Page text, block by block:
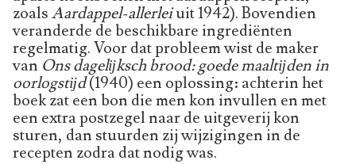
zoalsAardappel-allerleiuit 1942). Bovendien
veranderde de beschikbare ingrediënten
regelmatig. Voor dat probleem wist de maker
van Ons dagelĳksch brood: goede maaltĳden in
oorlogstĳd(1940) een oplossing: achterin het
boek zat een bon die men kon invullen en met
een extra postzegel naar de uitgeverij kon
sturen, dan stuurden zij wijzigingen in de
recepten zodra dat nodig was.